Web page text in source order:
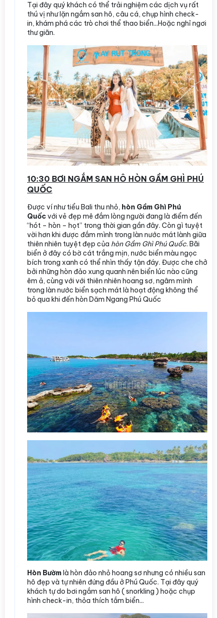
Tại đây quý khách có thể trải nghiệm các dịch vụ rất
thú vị như lặn ngắm san hô, câu cá, chụp hình check-
in, khám phá các trò chơi thể thao biển...Hoặc nghỉ ngơi
thư giãn.
10:30 BƠI NGẮM SAN HÔ HÒN GẦM GHÌ PHÚ
QUỐC
Được ví như tiểu Bali thu nhỏ, hòn Gầm Ghì Phú
Quốcvới vẻ đẹp mê đắm lòng người đang là điểm đến
“hót – hòn – họt” trong thời gian gần đây. Còn gì tuyệt
vời hơn khi được đắm mình trong làn nước mát lành giữa
thiên nhiên tuyệt đẹp của hòn Gầm Ghì Phú Quốc. Bãi
biển ở đây có bờ cát trắng mịn, nước biển màu ngọc
bích trong xanh có thể nhìn thấy tận đáy. Được che chở
bởi những hòn đảo xung quanh nên biển lúc nào cũng
êm ả, cùng với với thiên nhiên hoang sơ, ngâm mình
trong làn nước biển sạch mát là hoạt động không thể
bỏ qua khi đến hòn Dăm Ngang Phú Quốc
Hòn Bườmlà hòn đảo nhỏ hoang sơ nhưng có nhiều san
hô đẹp và tự nhiên đứng đầu ở Phú Quốc. Tại đây quý
khách tự do bơi ngắm san hô ( snorkling ) hoặc chụp
hình check-in, thỏa thích tắm biển...